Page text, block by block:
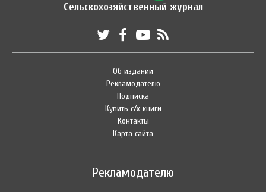
Сельскохозяйственный журнал
Об издании
Рекламодателю
Подписка
Купить с/х книги
Контакты
Карта сайта
Рекламодателю